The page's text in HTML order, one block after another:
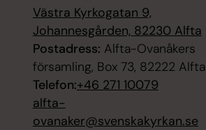
Västra Kyrkogatan 9,
Johannesgården, 82230 Alfta
Postadress: Alfta-Ovanåkers
församling, Box 73, 82222 Alfta
Telefon:+46 271 10079
alfta-
ovanaker@svenskakyrkan.se